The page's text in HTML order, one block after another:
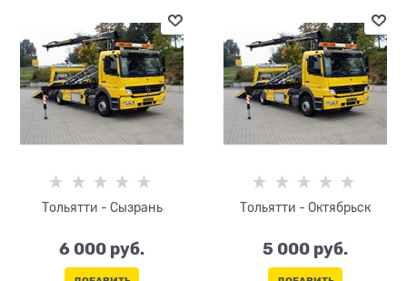
Тольятти - Сызрань
6 000 руб.
Тольятти - Октябрьск
5 000 руб.